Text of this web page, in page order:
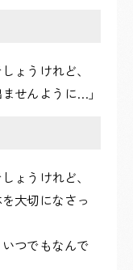
ょうけれど、
せんように…」
ょうけれど、
大切になさっ
つでもなんで